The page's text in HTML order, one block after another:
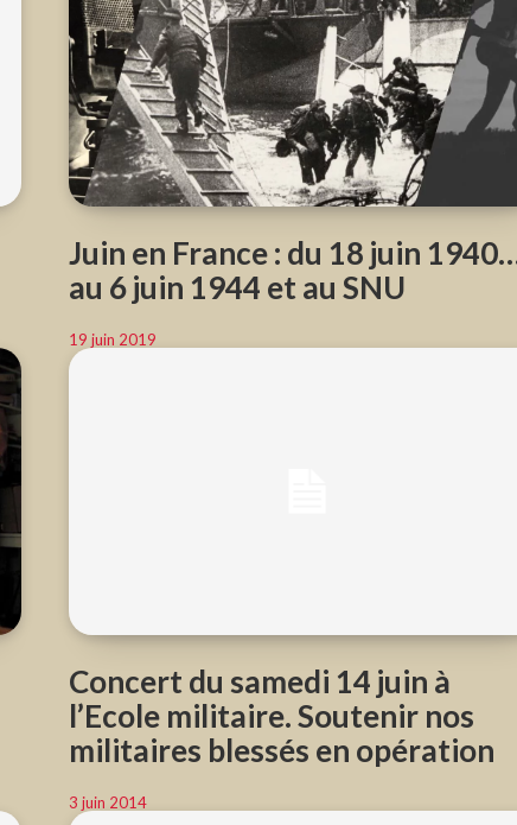
Juin en France : du 18 juin
au 6 juin 1944 et au SNU
19 juin 2019
Concert du samedi 14 juin à
l’Ecole militaire. Soutenir nos
militaires blessés en opération
3 juin 2014